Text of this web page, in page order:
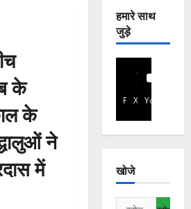
के
के
ने
में
हमारे साथ
जुड़े
Facebook
X YouTube
खोजे
निम्न